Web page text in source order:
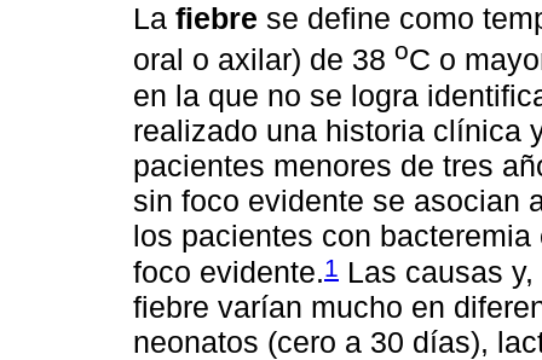
La fiebre se define como
oral o axilar) de 38 oC o
en la que no se logra
realizado una historia clínica
pacientes menores de tres
sin foco evidente se asocian
los pacientes con
foco evidente.1 Las causas
fiebre varían mucho en
neonatos (cero a 30 días),